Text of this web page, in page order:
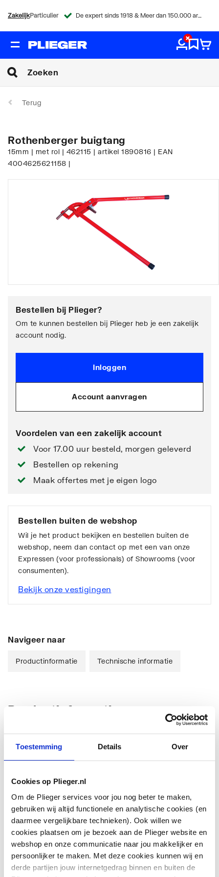
Toestemming Details Over
Cookies op Plieger.nl
Om de Plieger services voor jou nog beter te maken,
gebruiken wij altijd functionele en analytische cookies (en
daarmee vergelijkbare technieken). Ook willen we
cookies plaatsen om je bezoek aan de Plieger website en
webshop en onze communicatie naar jou makkelijker en
persoonlijker te maken. Met deze cookies kunnen wij en
derde partijen jouw internetgedrag binnen en buiten de
ZakelijkParticulier De expert sinds 1918 & Meer dan 150.000 artikelen
Terug
Rothenberger buigtang
15mm | met rol | 462115 | artikel 1890816 | EAN
4004625621158 |
Bestellen bij Plieger?
Om te kunnen bestellen bij Plieger heb je een zakelijk
account nodig.
Inloggen
Account aanvragen
Voordelen van een zakelijk account
Voor 17.00 uur besteld, morgen geleverd
Bestellen op rekening
Maak offertes met je eigen logo
Bestellen buiten de webshop
Wil je het product bekijken en bestellen buiten de
webshop, neem dan contact op met een van onze
Expressen (voor professionals) of Showrooms (voor
consumenten).
Bekijk onze vestigingen
Navigeer naar
Productinformatie Technische informatie
Productinformatie
Installateurs in de sector loodgieterij, verwarming en
airconditioning kunnen de Standaard-buigtang gebruiken
Technische informatie
Geschikt voor koper Ja